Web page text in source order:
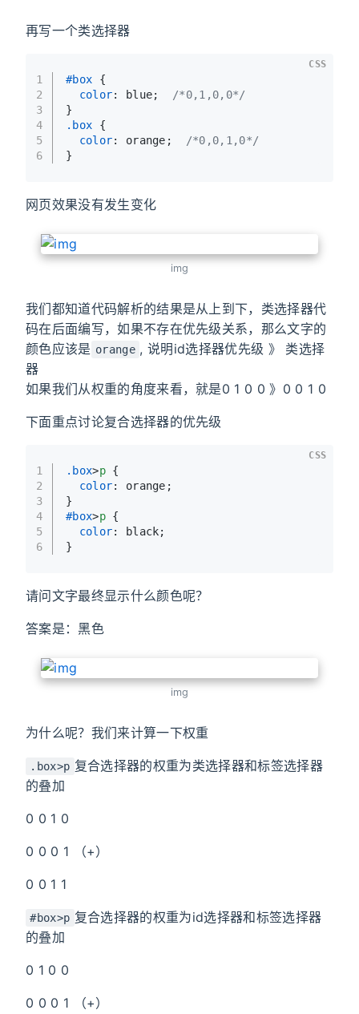
再写一个类选择器
1
2
3
4
5
6
#box {
color: blue; /*0,1,0,0*/
}
.box {
color: orange; /*0,0,1,0*/
}
CSS
网页效果没有发生变化
img
我们都知道代码解析的结果是从上到下，类选择器代
码在后面编写，如果不存在优先级关系，那么文字的
颜色应该是 orange , 说明id选择器优先级 》 类选择
器
如果我们从权重的角度来看，就是0 1 0 0 》0 0 1 0
下面重点讨论复合选择器的优先级
1
2
3
4
5
6
.box>p {
color: orange;
}
#box>p {
color: black;
}
CSS
请问文字最终显示什么颜色呢？
答案是：黑色
img
为什么呢？我们来计算一下权重
.box>p 复合选择器的权重为类选择器和标签选择器
的叠加
0 0 1 0
0 0 0 1 （+）
0 0 1 1
#box>p 复合选择器的权重为id选择器和标签选择器
的叠加
0 1 0 0
0 0 0 1 （+）